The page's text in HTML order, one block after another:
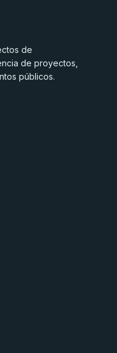
de
de proyectos,
públicos.